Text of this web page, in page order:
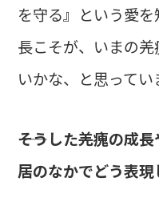
を守る』という愛
長こそが、いまの
いかな、と思ってい
――そうした羌瘣の成
居のなかでどう表